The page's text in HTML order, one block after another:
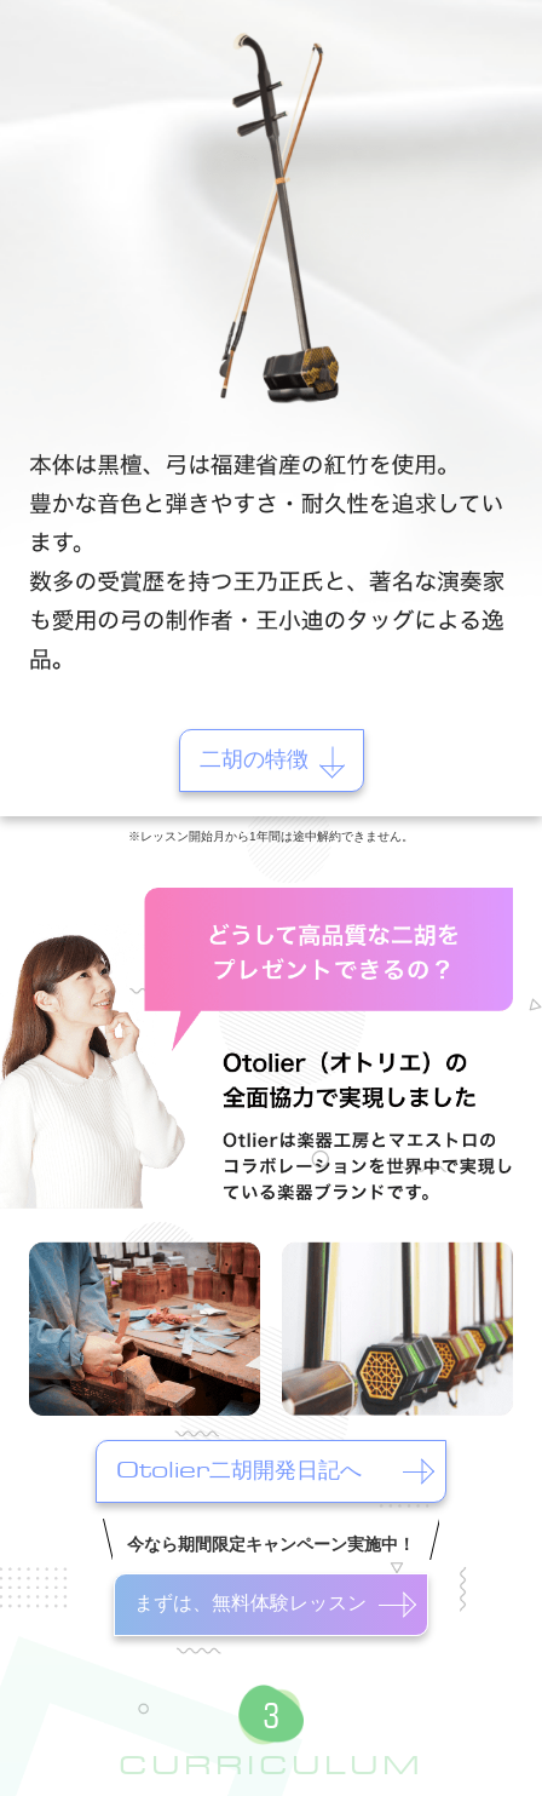
二胡の特徴
※レッスン開始月から1年間は途中解約できません。
Otolier二胡開発日記へ
今なら期間限定キャンペーン実施中！
まずは、無料体験レッスン
CURRICULUM